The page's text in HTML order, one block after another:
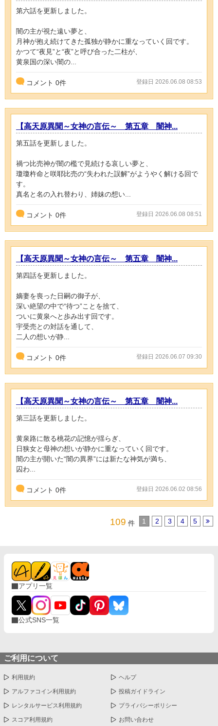
第六話を更新しました。
闇の主が視た遠い夢と、
月神が抱え続けてきた孤独が静かに重なっていく回です。
かつて“夜見”と“夜”と呼び合った二柱が、
黄泉国の深い闇の...
コメント 0件 登録日 2026.06.08 08:53
【高天原異聞～女神の言伝～ 第五章 闇神...
第五話を更新しました。
禍つ比売神が闇の檻で見続ける哀しい夢と、
瓊瓊杵命と咲耶比売の“失われた誤解”がようやく解ける回で
す。
真名と名の入れ替わり、姉妹の想い...
コメント 0件 登録日 2026.06.08 08:51
【高天原異聞～女神の言伝～ 第五章 闇神...
第四話を更新しました。
嫡妻を喪った日嗣の御子が、
深い絶望の中で“待つ”ことを捨て、
ついに黄泉へと歩み出す回です。
宇受売との対話を通して、
二人の想いが静...
コメント 0件 登録日 2026.06.07 09:30
【高天原異聞～女神の言伝～ 第五章 闇神...
第三話を更新しました。
黄泉路に散る桃花の記憶が揺らぎ、
日狭女と母神の想いが静かに重なっていく回です。
闇の主が開いた“闇の異界”には新たな神気が満ち、
囚わ...
コメント 0件 登録日 2026.06.02 08:56
109 件 1 2 3 4 5
アプリ一覧
公式SNS一覧
ご利用について
利用規約 ヘルプ
アルファコイン利用規約 投稿ガイドライン
レンタルサービス利用規約 プライバシーポリシー
スコア利用規約 お問い合わせ